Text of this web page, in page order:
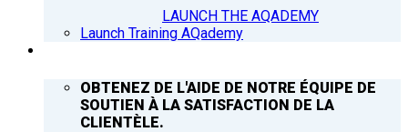
LAUNCH THE AQADEMY
Launch Training AQademy
OBTENEZ DE L'AIDE DE NOTRE ÉQUIPE DE
SOUTIEN À LA SATISFACTION DE LA
CLIENTÈLE.